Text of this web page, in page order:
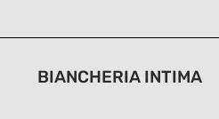
BIANCHERIA INTIMA